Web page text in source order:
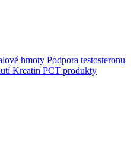
hmoty Podpora testosteronu
Kreatin PCT produkty